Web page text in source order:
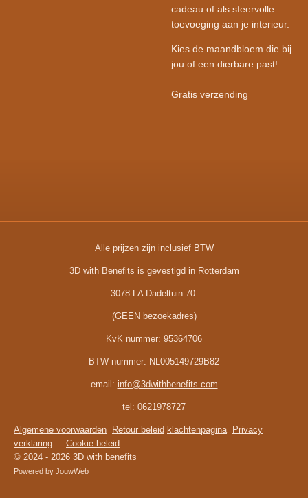
cadeau of als sfeervolle
toevoeging aan je interieur.
Kies de maandbloem die bij
jou of een dierbare past!
Gratis verzending
Alle prijzen zijn inclusief BTW
3D with Benefits is gevestigd in Rotterdam
3078 LA Dadeltuin 70
(GEEN bezoekadres)
KvK nummer: 95364706
BTW nummer: NL005149729B82
email: info@3dwithbenefits.com
tel: 0621978727
Algemene voorwaarden Retour beleid klachtenpagina
Privacy
verklaring
Cookie beleid
© 2024 - 2026 3D with benefits
Powered by JouwWeb